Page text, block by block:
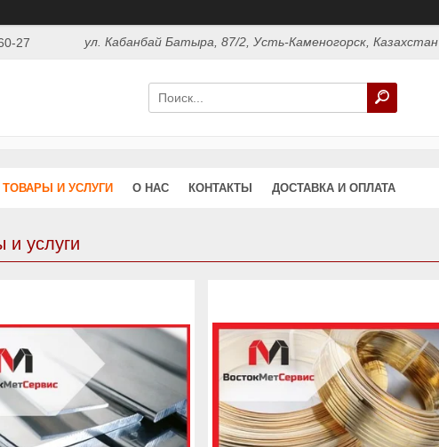
27 ул. Кабанбай Батыра, 87/2, Усть-Каменогорск, Казахстан
ТОВАРЫ И УСЛУГИ О НАС КОНТАКТЫ ДОСТАВКА И ОПЛАТА
и услуги